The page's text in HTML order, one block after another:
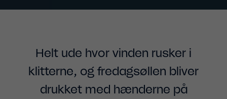
Helt ude hvor vinden rusker i
klitterne, og fredagsøllen bliver
drukket med hænderne på